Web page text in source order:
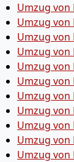
Umzug von
Umzug von
Umzug von
Umzug
Umzug von
Umzug von
Umzug von
Umzug von
Umzug von
Umzug von
Umzug